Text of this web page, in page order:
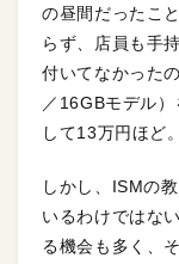
の昼間だったこ
らず、店員も手
付いてなかった
／16GBモデル
して13万円ほど
しかし、ISMの
いるわけではな
る機会も多く、